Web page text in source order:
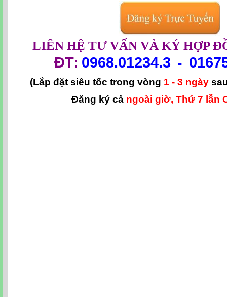
LIÊN HỆ TƯ VẤN VÀ KÝ HỢP
ĐT: 0968.01234.3 -
(Lắp đặt siêu tốc trong vòng 1 - 3 ngày
Đăng ký cả ngoài giờ, Thứ 7 lẫn